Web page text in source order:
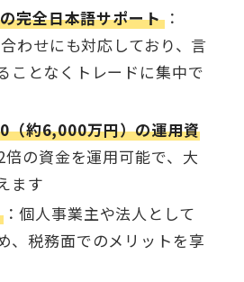
完全日本語サポート：
わせにも対応しており、言
ことなくトレードに集中で
（約6,000万円）の運用資
倍の資金を運用可能で、大
ます
：個人事業主や法人として
、税務面でのメリットを享